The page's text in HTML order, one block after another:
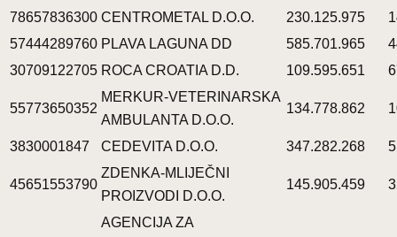
78657836300 CENTROMETAL D.O.O. 230.125.975
57444289760 PLAVA LAGUNA DD 585.701.965
30709122705 ROCA CROATIA D.D. 109.595.651
55773650352
MERKUR-VETERINARSKA
AMBULANTA D.O.O.
134.778.862
3830001847 CEDEVITA D.O.O. 347.282.268
45651553790
ZDENKA-MLIJEČNI
PROIZVODI D.O.O.
145.905.459
AGENCIJA ZA